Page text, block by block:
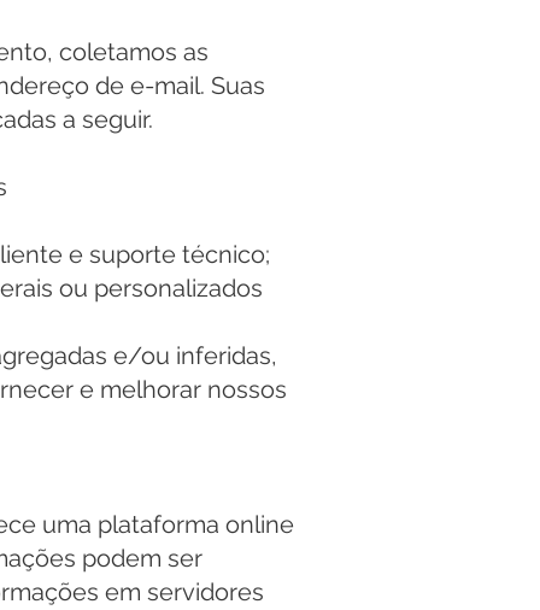
coletamos as
de e-mail. Suas
a seguir.
e suporte técnico;
ou personalizados
e/ou inferidas,
e melhorar nossos
uma plataforma online
podem ser
em servidores